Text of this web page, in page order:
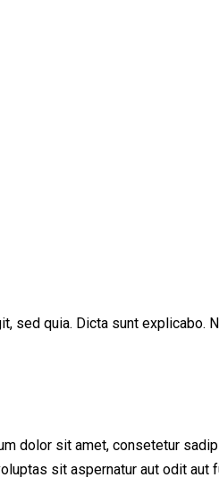
quia. Dicta sunt
dolor sit amet, consetetur
sit aspernatur aut odit